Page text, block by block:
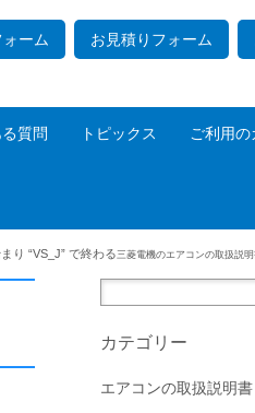
ーム お見積りフォーム
質問 トピックス ご利用
り “VS_J” で終わる三菱電機のエアコンの取扱説
カテゴリー
エアコンの取扱説明書